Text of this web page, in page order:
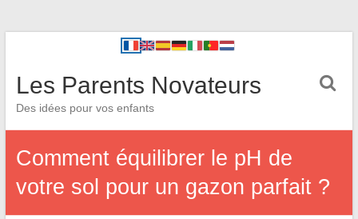
Les Parents Novateurs
Des idées pour vos enfants
Comment équilibrer le pH de
votre sol pour un gazon parfait ?